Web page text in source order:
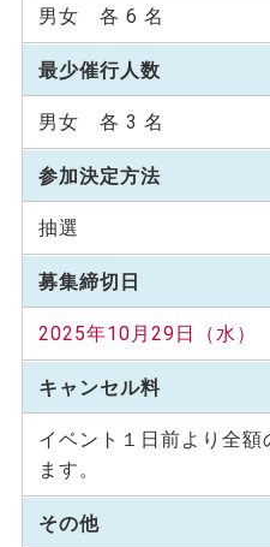
男女 各 6 名
最少催行人数
男女 各 3 名
参加決定方法
抽選
募集締切日
2025年10月29日（水）
キャンセル料
イベント１日前より全
ます。
その他